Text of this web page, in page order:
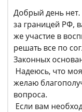
Добрый день нет.
за границей РФ,
же участие в
решать все по
Законных
Надеюсь, что
желаю
вопроса.
Если вам